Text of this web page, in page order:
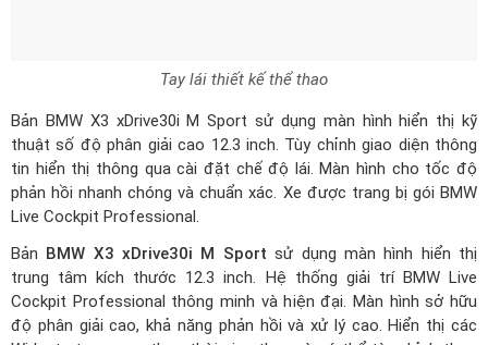
Tay lái thiết kế thể thao
Bản BMW X3 xDrive30i M Sport sử dụng màn hình hiển thị kỹ
thuật số độ phân giải cao 12.3 inch. Tùy chỉnh giao diện thông
tin hiển thị thông qua cài đặt chế độ lái. Màn hình cho tốc độ
phản hồi nhanh chóng và chuẩn xác. Xe được trang bị gói BMW
Live Cockpit Professional.
Bản BMW X3 xDrive30i M Sport sử dụng màn hình hiển thị
trung tâm kích thước 12.3 inch. Hệ thống giải trí BMW Live
Cockpit Professional thông minh và hiện đại. Màn hình sở hữu
độ phân giải cao, khả năng phản hồi và xử lý cao. Hiển thị các